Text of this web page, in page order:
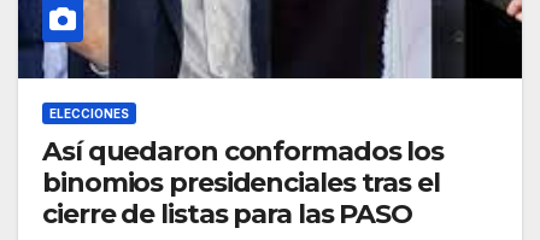
ELECCIONES
Así quedaron conformados los
binomios presidenciales tras el
cierre de listas para las PASO